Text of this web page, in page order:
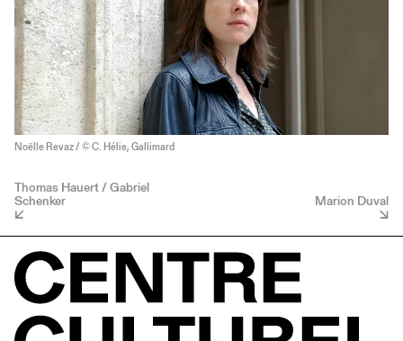
Noëlle Revaz / © C. Hélie, Gallimard
Thomas Hauert / Gabriel
Schenker Marion Duval